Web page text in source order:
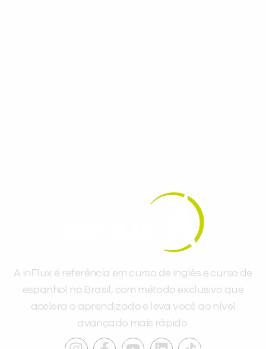
A inFlux é referência em curso de inglês e curso de
espanhol no Brasil, com método exclusivo que
acelera o aprendizado e leva você ao nível
avançado mais rápido.